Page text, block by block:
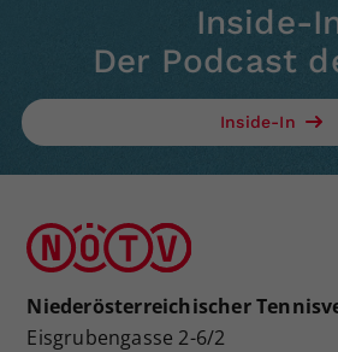
Inside-
Der Podcast
Inside-In
Niederösterreichischer
Eisgrubengasse 2-6/2